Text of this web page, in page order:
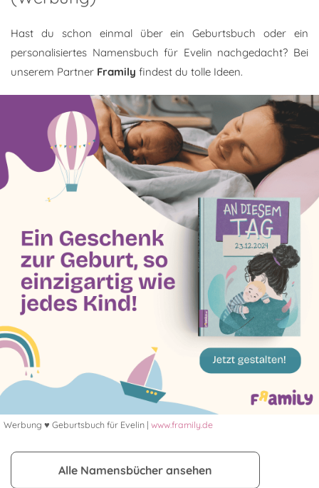
Hast du schon einmal über ein Geburtsbuch oder ein
personalisiertes Namensbuch für Evelin nachgedacht? Bei
unserem Partner Framily findest du tolle Ideen.
Werbung ♥ Geburtsbuch für Evelin | www.framily.de
Alle Namensbücher ansehen